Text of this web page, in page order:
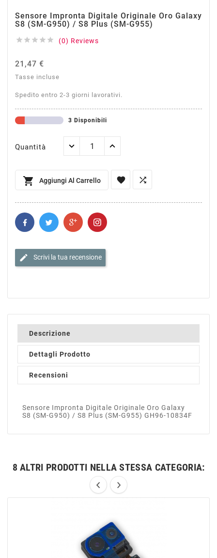
Sensore Impronta Digitale Originale Oro Galaxy
S8 (SM-G950) / S8 Plus (SM-G955)
     (0) Reviews
21,47 €
Tasse incluse
Spedito entro 2-3 giorni lavorativi.
3 Disponibili
Quantità
 Aggiungi Al Carrello  
edit Scrivi la tua recensione
Descrizione
Dettagli Prodotto
Recensioni
Sensore Impronta Digitale Originale Oro Galaxy
S8 (SM-G950) / S8 Plus (SM-G955) GH96-10834F
8 ALTRI PRODOTTI NELLA STESSA CATEGORIA: